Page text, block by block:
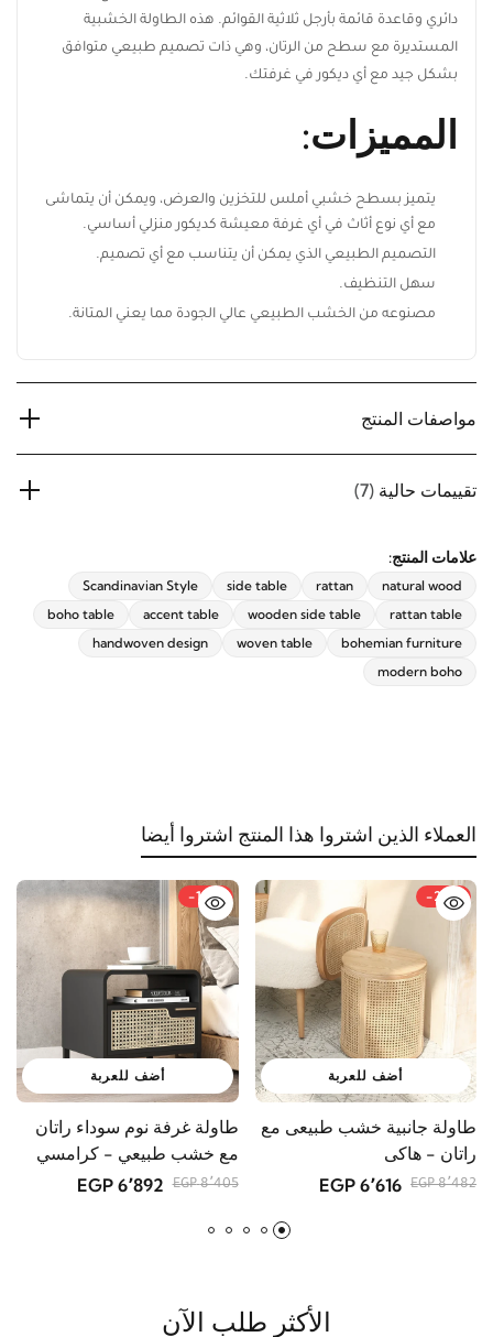
ابقَ على اطلاع بكل جديد من ريڤيد
الديكور المنزلي، العروض الحصرية، وآخر أخبار
دائري وقاعدة قائمة بأرجل ثلاثية القوائم. هذه الطاولة الخشبية
المستديرة مع سطح من الرتان، وهي ذات تصميم طبيعي متوافق
بشكل جيد مع أي ديكور في غرفتك.
المميزات:
يتميز بسطح خشبي أملس للتخزين والعرض، ويمكن أن يتماشى
مع أي نوع أثاث في أي غرفة معيشة كديكور منزلي أساسي.
التصميم الطبيعي الذي يمكن أن يتناسب مع أي تصميم.
سهل التنظيف.
مصنوعه من الخشب الطبيعي عالي الجودة مما يعني المتانة.
مواصفات المنتج
تقييمات حالية (7)
علامات المنتج:
natural wood
rattan
side table
Scandinavian Style
rattan table
wooden side table
accent table
boho table
bohemian furniture
woven table
handwoven design
modern boho
العملاء الذين اشتروا هذا المنتج اشتروا أيضا
-22%
أضف للعربة
طاولة جانبية خشب طبيعى مع
راتان - هاكى
8٬482 EGP 6٬616 EGP
-18%
أضف للعربة
طاولة غرفة نوم سوداء راتان
مع خشب طبيعي - كرامسي
8٬405 EGP 6٬892 EGP
الأكثر طلب الآن